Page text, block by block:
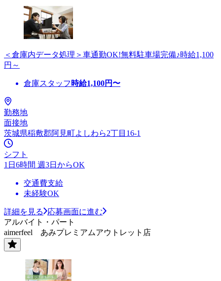
＜倉庫内データ処理＞車通勤OK!無料駐車場完備♪時給1,100
円～
倉庫スタッフ 時給1,100円〜
勤務地
面接地
茨城県稲敷郡阿見町よしわら2丁目16-1
シフト
1日6時間 週3日からOK
交通費支給
未経験OK
詳細を見る
応募画面に進む
アルバイト・パート
aimerfeel あみプレミアムアウトレット店